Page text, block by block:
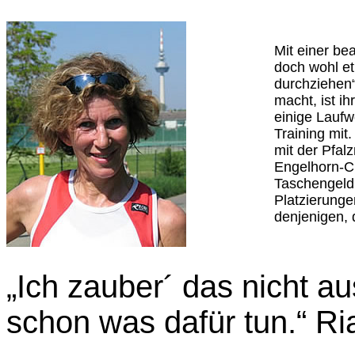
Mit einer
doch wohl
macht, ist
einige
Training
mit der
Engelhorn-
denjenigen,
„Ich zauber´ das nicht
schon was dafür tun.“